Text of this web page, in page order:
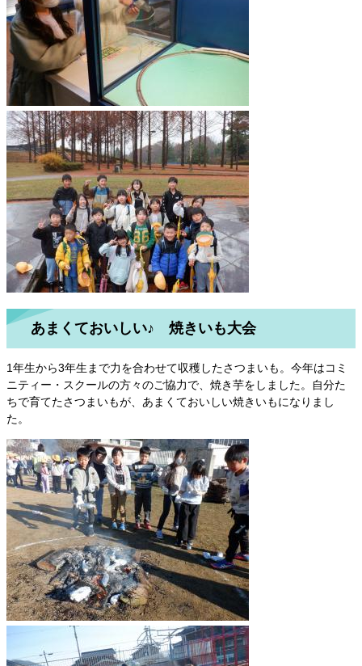
あまくておいしい♪ 焼きいも大会
1年生から3年生まで力を合わせて収穫したさつまいも。今年はコミ
ニティー・スクールの方々のご協力で、焼き芋をしました。自分た
ちで育てたさつまいもが、あまくておいしい焼きいもになりまし
た。